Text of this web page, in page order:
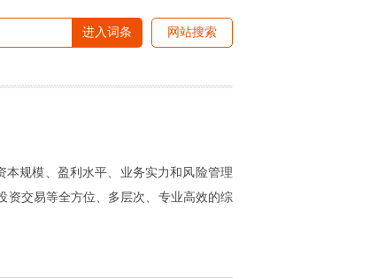
进入词条 网站搜索
规模、盈利水平、业务实力和风险管理
资交易等全方位、多层次、专业高效的综